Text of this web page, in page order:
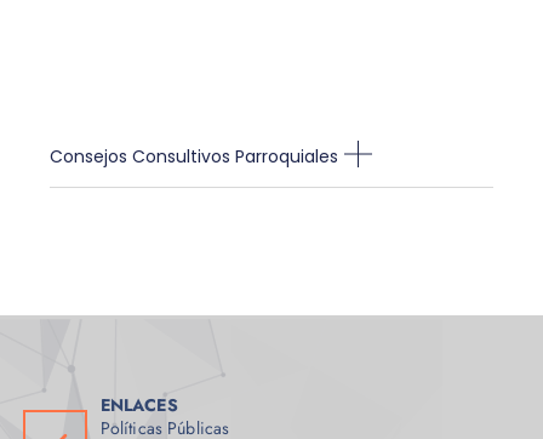
Consejos Consultivos Parroquiales
ENLACES
Políticas Públicas